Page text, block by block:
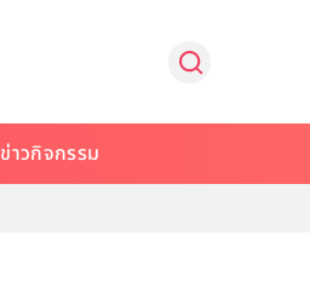
ข่าวกิจกรรม